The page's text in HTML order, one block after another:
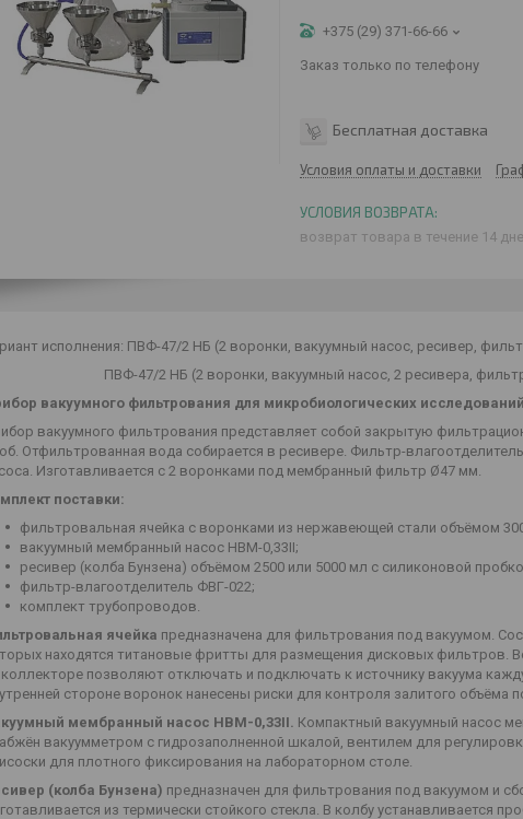
+375 (29) 371-66-66
Заказ только по телефону
Бесплатная доставка
Условия оплаты и доставки
возврат товара в течение 14
исполнения: ПВФ-47/2 НБ (2 воронки, вакуумный насос, ресивер,
47/2 НБ (2 воронки, вакуумный насос, 2 ресивера, фильтр-
вакуумного фильтрования для микробиологических
вакуумного фильтрования представляет собой закрытую
Отфильтрованная вода собирается в ресивере. Фильтр-
Изготавливается с 2 воронками под мембранный фильтр Ø47 мм.
поставки:
фильтровальная ячейка с воронками из нержавеющей стали объёмом
вакуумный мембранный насос НВМ-0,33II;
ресивер (колба Бунзена) объёмом 2500 или 5000 мл с силиконовой
фильтр-влагоотделитель ФВГ-022;
комплект трубопроводов.
ячейка предназначена для фильтрования под вакуумом.
находятся титановые фритты для размещения дисковых фильтров.
коллекторе позволяют отключать и подключать к источнику вакуума
стороне воронок нанесены риски для контроля залитого объёма
мембранный насос НВМ-0,33II. Компактный вакуумный насос
вакуумметром с гидрозаполненной шкалой, вентилем для
для плотного фиксирования на лабораторном столе.
(колба Бунзена) предназначен для фильтрования под вакуумом и
из термически стойкого стекла. В колбу устанавливается